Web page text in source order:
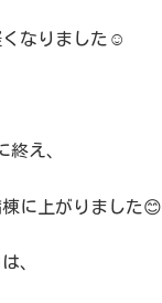
なりました☺️
終え、
に上がりました😊
、